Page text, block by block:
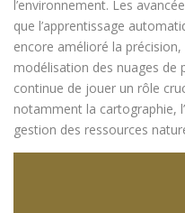
l’environnement. Les
que l’apprentissage
encore amélioré la
modélisation des nuages de
continue de jouer un rôle
notamment la cartographie,
gestion des ressources